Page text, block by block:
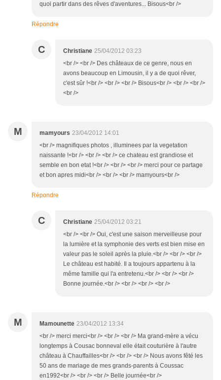
quoi partir dans des rêves d'aventures... Bisous<br />
Répondre
C Christiane 25/04/2012 03:23
<br /> <br /> Des châteaux de ce genre, nous en
avons beaucoup en Limousin, il y a de quoi rêver,
c'est sûr !<br /> <br /> <br /> Bisous<br /> <br /> <br />
<br />
M mamyours 23/04/2012 14:01
<br /> magnifiques photos , illuminees par la vegetation
naissante !<br /> <br /> <br /> ce chateau est grandiose et
semble en bon etat !<br /> <br /> <br /> merci pour ce partage
et bon apres midi<br /> <br /> <br /> mamyours<br />
Répondre
C Christiane 25/04/2012 03:21
<br /> <br /> Oui, c'est une saison merveilleuse pour
la lumière et la symphonie des verts est bien mise en
valeur pas le soleil après la pluie.<br /> <br /> <br />
Le château est habité. Il a toujours appartenu à la
même famille qui l'a entretenu.<br /> <br /> <br />
Bonne journée.<br /> <br /> <br /> <br />
M Mamounette 23/04/2012 13:34
<br /> merci merci<br /> <br /> <br /> Ma grand-mère a vécu
longtemps à Cousac bonneval elle était couturière à l'autre
château à Chauffailles<br /> <br /> <br /> Nous avons fêté les
50 ans de mariage de mes grands-parents à Coussac
en1992<br /> <br /> <br /> Belle journée<br />